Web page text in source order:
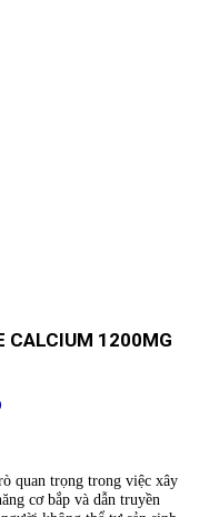
CALCIUM 1200MG
quan trọng trong việc xây
cơ bắp và dẫn truyền